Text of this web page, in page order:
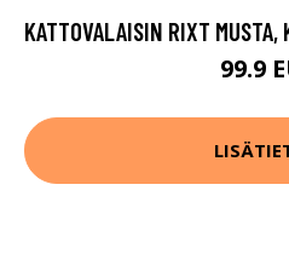
KATTOVALAISIN RIXT
99.9